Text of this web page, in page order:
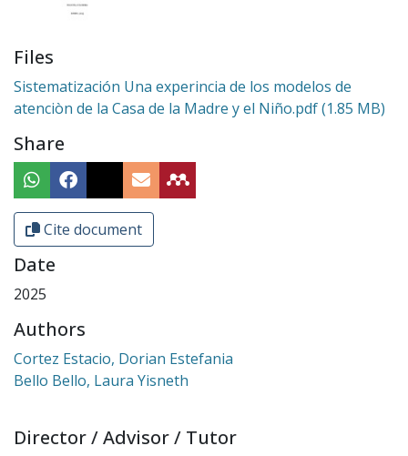
Files
Sistematización Una experincia de los modelos de
atenciòn de la Casa de la Madre y el Niño.pdf(1.85 MB)
Share
Cite document
Date
2025
Authors
Cortez Estacio, Dorian Estefania
Bello Bello, Laura Yisneth
Director / Advisor / Tutor